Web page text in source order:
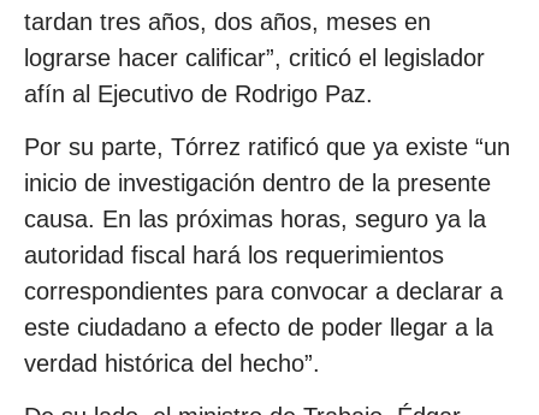
tardan tres años, dos años, meses en
lograrse hacer calificar”, criticó el legislador
afín al Ejecutivo de Rodrigo Paz.
Por su parte, Tórrez ratificó que ya existe “un
inicio de investigación dentro de la presente
causa. En las próximas horas, seguro ya la
autoridad fiscal hará los requerimientos
correspondientes para convocar a declarar a
este ciudadano a efecto de poder llegar a la
verdad histórica del hecho”.